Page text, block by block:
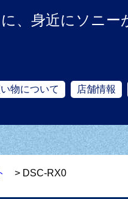
、身近にソニー
物について 店舗情報
> DSC-RX0